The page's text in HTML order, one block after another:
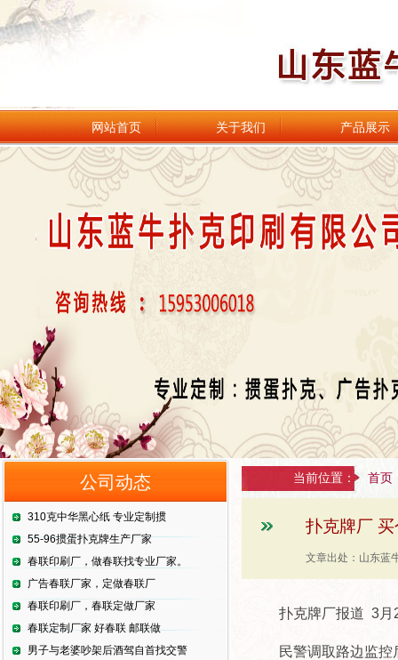
网站首页 关于我们 产品展示
公司动态
310克中华黑心纸 专业定制掼
55-96掼蛋扑克牌生产厂家
春联印刷厂，做春联找专业厂家。
广告春联厂家，定做春联厂
春联印刷厂，春联定做厂家
春联定制厂家 好春联 邮联做
男子与老婆吵架后酒驾自首找交警
当前位置： 首页
扑克牌厂
文章出处：山东
扑克牌厂报道 3月
民警调取路边监